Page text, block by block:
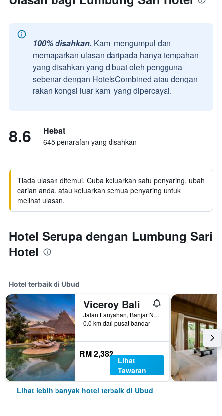
100% disahkan. Kami mengumpul dan
memaparkan ulasan daripada hanya tempahan
yang disahkan yang dibuat oleh pengguna
sebenar dengan HotelsCombined atau dengan
rakan kongsi luar kami yang dipercayai.
8.6 Hebat
645 penarafan yang disahkan
Tiada ulasan ditemui. Cuba keluarkan satu penyaring, ubah
carian anda, atau keluarkan semua penyaring untuk
melihat ulasan.
Hotel Serupa dengan Lumbung Sari
Hotel
Hotel terbaik di Ubud
Viceroy Bali
Jalan Lanyahan, Banjar Nagi, Ubud, Indonesia
0.0 km dari pusat bandar
RM 2,382
Lihat
Tawaran
Lihat lebih banyak hotel terbaik di Ubud